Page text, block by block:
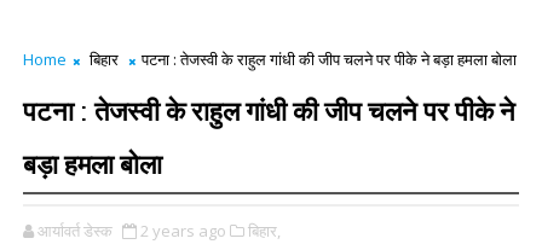
Home बिहार पटना : तेजस्वी के राहुल गांधी की जीप चलने पर पीके ने बड़ा हमला बोला
पटना : तेजस्वी के राहुल गांधी की जीप चलने पर पीके ने
बड़ा हमला बोला
आर्यावर्त डेस्क 2 years ago बिहार,